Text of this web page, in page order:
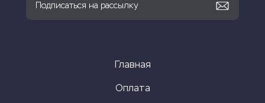
Главная
Оплата